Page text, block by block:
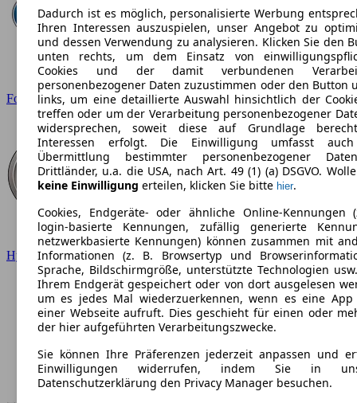
Ford
Hyundai
Dadurch ist es möglich, personalisierte Werbung
Ihren Interessen auszuspielen, unser Angebot zu
und dessen Verwendung zu analysieren. Klicken Sie den
unten rechts, um dem Einsatz von
Cookies und der damit verbundenen
personenbezogener Daten zuzustimmen oder den Button
links, um eine detaillierte Auswahl hinsichtlich der
treffen oder um der Verarbeitung personenbezogener
widersprechen, soweit diese auf Grundlage
Interessen erfolgt. Die Einwilligung umfasst
Übermittlung bestimmter personenbezogener
Drittländer, u.a. die USA, nach Art. 49 (1) (a) DSGVO.
keine Einwilligung erteilen, klicken Sie bitte hier.
Cookies, Endgeräte- oder ähnliche Online-Kennungen
login-basierte Kennungen, zufällig generierte
netzwerkbasierte Kennungen) können zusammen mit
Informationen (z. B. Browsertyp und
Sprache, Bildschirmgröße, unterstützte Technologien
Ihrem Endgerät gespeichert oder von dort ausgelesen
um es jedes Mal wiederzuerkennen, wenn es eine App
einer Webseite aufruft. Dies geschieht für einen oder
der hier aufgeführten Verarbeitungszwecke.
Sie können Ihre Präferenzen jederzeit anpassen und
Einwilligungen widerrufen, indem Sie in
Datenschutzerklärung den Privacy Manager besuchen.